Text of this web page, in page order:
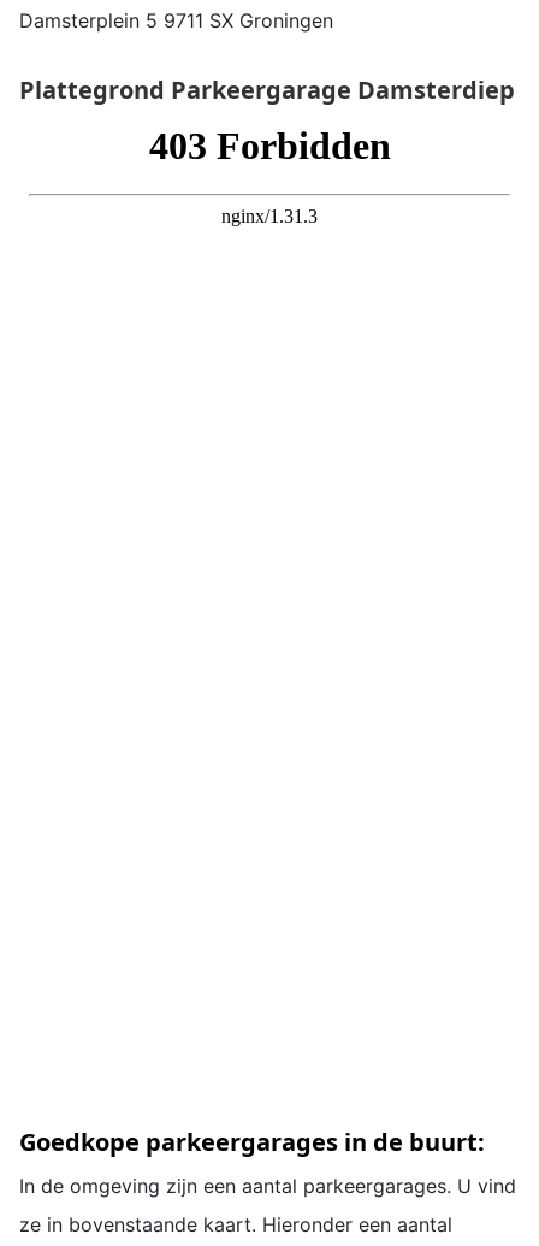
Damsterplein 5 9711 SX Groningen
Plattegrond Parkeergarage Damsterdiep
Goedkope parkeergarages in de buurt:
In de omgeving zijn een aantal parkeergarages. U vind
ze in bovenstaande kaart. Hieronder een aantal